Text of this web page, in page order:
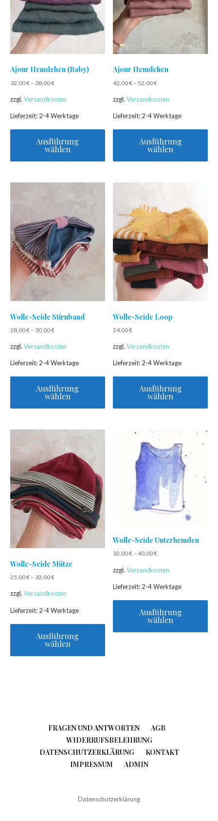
Optionen
können
auf
der
Produktseite
gewählt
Optionen
können
auf
der
Produktseite
werden
Ajour Hemdchen (Baby)
32,00€– 38,00€
zzgl. Versandkosten
Lieferzeit: 2-4 Werktage
Ausführung
wählen
auf.
Die
Optionen
können
auf
Produktseite
gewählt
Ajour Hemdchen
42,00€ –52,00€
zzgl.Versandkosten
Lieferzeit: 2-4 Werktage
Ausführung
wählen
Varianten
auf.
Die
Optionen
können
auf
der
Produktseite
gewählt
Wolle-Seide Stirnband
28,00€– 30,00€
zzgl. Versandkosten
Lieferzeit: 2-4 Werktage
Ausführung
wählen
Varianten
auf.
Die
Optionen
können
Produktseite
gewählt
Wolle-Seide Loop
24,00€
zzgl.Versandkosten
Lieferzeit: 2-4 Werktage
Ausführung
wählen
Varianten
Optionen
können
der
werden
Wolle-Seide Mütze
25,00€– 32,00€
zzgl. Versandkosten
Lieferzeit: 2-4 Werktage
Ausführung
wählen
Wolle-Seide Unterhemden
32,00€ –40,00€
zzgl.Versandkosten
Lieferzeit: 2-4 Werktage
Ausführung
wählen
auf
werden
FRAGEN UND ANTWORTEN
AGB
WIDERRUFSBELEHRUNG
DATENSCHUTZERKLÄRUNG
KONTAKT
IMPRESSUM
ADMIN
Datenschutzerklärung